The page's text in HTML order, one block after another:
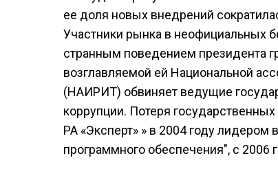
ее доля новых внедрений
Участники рынка в неофициальных
странным поведением президента
возглавляемой ей Национальной
(НАИРИТ) обвиняет ведущие
коррупции. Потеря
РА «Эксперт» » в 2004 году
программного обеспечения", с 2006